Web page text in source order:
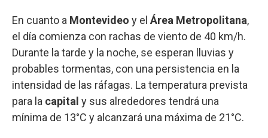
En cuanto a Montevideo y el Área Metropolitana,
el día comienza con rachas de viento de 40 km/h.
Durante la tarde y la noche, se esperan lluvias y
probables tormentas, con una persistencia en la
intensidad de las ráfagas. La temperatura prevista
para la capital y sus alrededores tendrá una
mínima de 13°C y alcanzará una máxima de 21°C.